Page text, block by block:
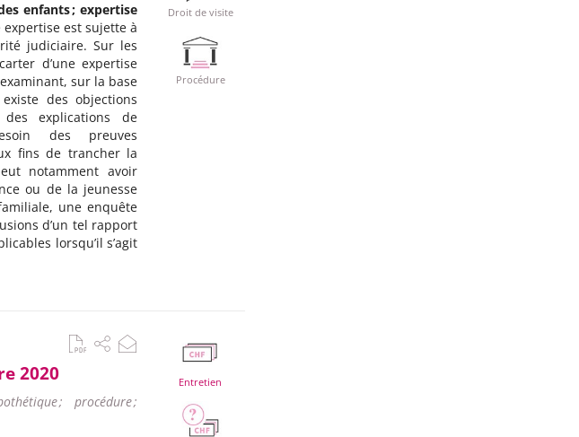
enfants ; expertise
est sujette à
judiciaire. Sur les
d’une expertise
sur la base
des objections
explications de
des preuves
fins de trancher la
notamment avoir
ou de la jeunesse
une enquête
d’un tel rapport
lorsqu’il s’agit
Droit de visite
Procédure
2020
; procédure ;
Entretien